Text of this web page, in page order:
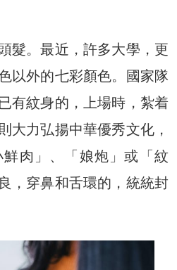
髮。最近，許多大學，更
以外的七彩顏色。國家隊
有紋身的，上場時，紮着
大力弘揚中華優秀文化，
肉」、「娘炮」或「紋
，穿鼻和舌環的，統統封